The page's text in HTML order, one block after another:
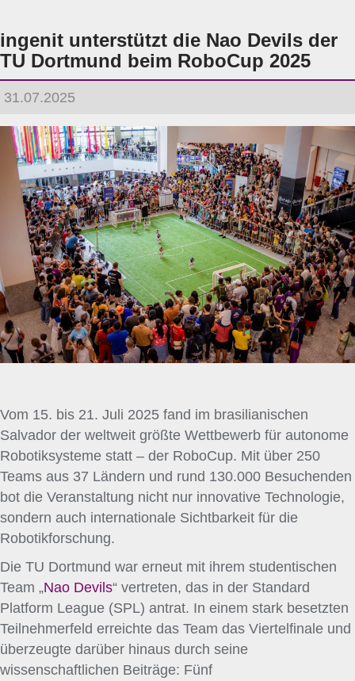
ingenit unterstützt die Nao Devils der
TU Dortmund beim RoboCup 2025
31.07.2025
Vom 15. bis 21. Juli 2025 fand im brasilianischen
Salvador der weltweit größte Wettbewerb für autonome
Robotiksysteme statt – der RoboCup. Mit über 250
Teams aus 37 Ländern und rund 130.000 Besuchenden
bot die Veranstaltung nicht nur innovative Technologie,
sondern auch internationale Sichtbarkeit für die
Robotikforschung.
Die TU Dortmund war erneut mit ihrem studentischen
Team „Nao Devils“ vertreten, das in der Standard
Platform League (SPL) antrat. In einem stark besetzten
Teilnehmerfeld erreichte das Team das Viertelfinale und
überzeugte darüber hinaus durch seine
wissenschaftlichen Beiträge: Fünf